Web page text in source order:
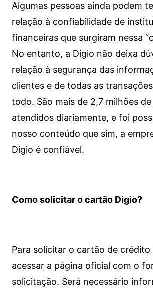
Algumas pessoas ainda podem
relação à confiabilidade de
financeiras que surgiram nessa
No entanto, a Digio não deixa
relação à segurança das
clientes e de todas as
todo. São mais de 2,7 milhões
atendidos diariamente, e foi
nosso conteúdo que sim, a
Digio é confiável.
Como solicitar o cartão Digio?
Para solicitar o cartão de crédito
acessar a página oficial com o
solicitação. Será necessário